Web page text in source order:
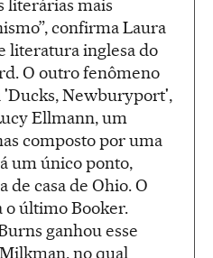
literárias mais
confirma Laura
literatura inglesa do
O outro fenômeno
'Ducks, Newburyport',
Ellmann, um
composto por uma
um único ponto,
de casa de Ohio. O
último Booker.
ganhou esse
no qual